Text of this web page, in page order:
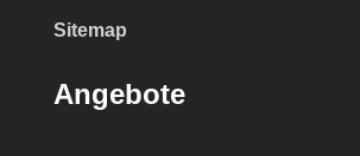
Sitemap
Angebote